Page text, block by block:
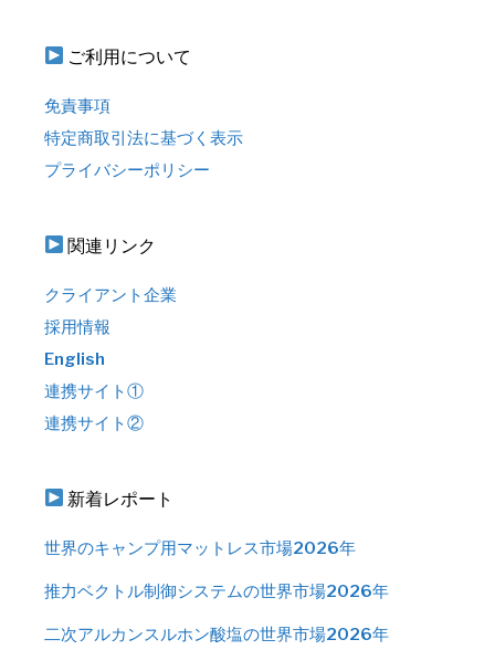
ご利用について
免責事項
特定商取引法に基づく表示
プライバシーポリシー
関連リンク
クライアント企業
採用情報
English
連携サイト①
連携サイト②
新着レポート
世界のキャンプ用マットレス市場2026年
推力ベクトル制御システムの世界市場2026年
二次アルカンスルホン酸塩の世界市場2026年